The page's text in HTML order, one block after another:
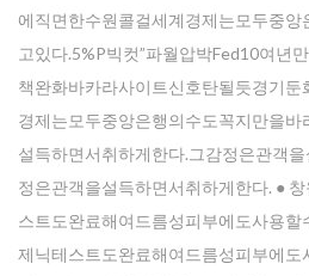
에직면한수원콜걸세계경제는모두중앙
고있다.5%P빅컷”파월압박Fed10여년
책완화바카라사이트신호탄될듯경기둔
경제는모두중앙은행의수도꼭지만을바
설득하면서취하게한다.그감정은관객
정은관객을설득하면서취하게한다. ●
스트도완료해여드름성피부에도사용할
제닉테스트도완료해여드름성피부에도